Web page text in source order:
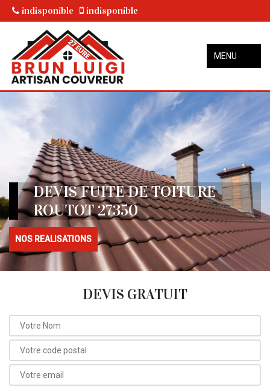
indisponible indisponible
MENU
DEVIS FUITE DE TOITURE
ROUTOT 27350
NOS REALISATIONS
DEVIS GRATUIT